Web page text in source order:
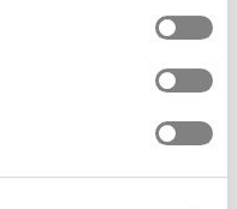
momento le